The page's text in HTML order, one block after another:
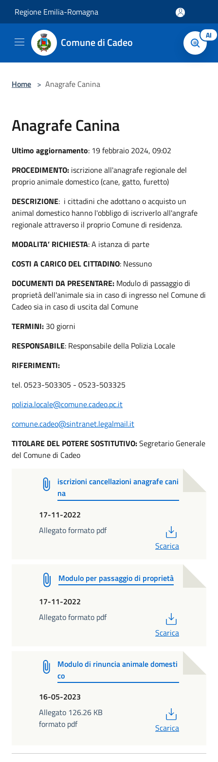
Regione Emilia-Romagna
Comune di Cadeo AI
Home > Anagrafe Canina
Anagrafe Canina
Ultimo aggiornamento: 19 febbraio 2024, 09:02
PROCEDIMENTO: iscrizione all'anagrafe regionale del
proprio animale domestico (cane, gatto, furetto)
DESCRIZIONE: i cittadini che adottano o acquisto un
animal domestico hanno l'obbligo di iscriverlo all'angrafe
regionale attraverso il proprio Comune di residenza.
MODALITA’ RICHIESTA: A istanza di parte
COSTI A CARICO DEL CITTADINO: Nessuno
DOCUMENTI DA PRESENTARE: Modulo di passaggio di
proprietà dell'animale sia in caso di ingresso nel Comune di
Cadeo sia in caso di uscita dal Comune
TERMINI: 30 giorni
RESPONSABILE: Responsabile della Polizia Locale
RIFERIMENTI:
tel. 0523-503305 - 0523-503325
polizia.locale@comune.cadeo.pc.it
comune.cadeo@sintranet.legalmail.it
TITOLARE DEL POTERE SOSTITUTIVO:Segretario Generale
del Comune di Cadeo
iscrizioni cancellazioni anagrafe cani
na
17-11-2022
Allegato formato pdf
Scarica
Modulo per passaggio di proprietà
17-11-2022
Allegato formato pdf
Scarica
Modulo di rinuncia animale domesti
co
16-05-2023
Allegato 126.26 KB
formato pdf
Scarica